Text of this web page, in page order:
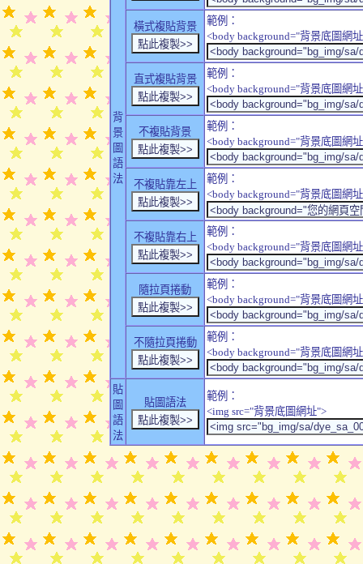
背
景
圖
語
法
橫式複貼背景
範例：
<body background="背景底圖網
直式複貼背景
範例：
<body background="背景底圖網
不複貼背景
範例：
<body background="背景底圖網
不複貼靠左上
範例：
<body background="背景底圖網
不複貼靠右上
範例：
<body background="背景底圖網
隨拉頁捲動
範例：
<body background="背景底圖網
不隨拉頁捲動
範例：
<body background="背景底圖網
貼
圖
語
法
貼圖語法
範例：
<img src="背景底圖網址">